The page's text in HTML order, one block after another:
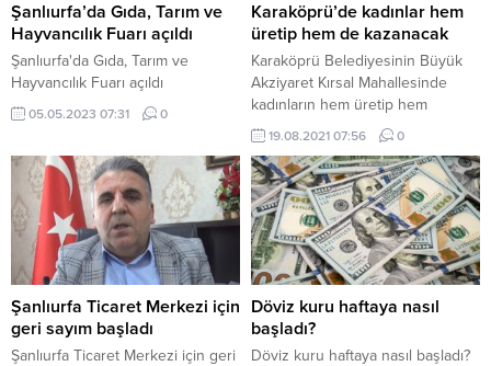
Şanlıurfa’da Gıda, Tarım ve
Hayvancılık Fuarı açıldı
Şanlıurfa'da Gıda, Tarım ve
Hayvancılık Fuarı açıldı
05.05.2023 07:31 0
Karaköprü’de kadınlar hem
üretip hem de kazanacak
Karaköprü Belediyesinin Büyük
Akziyaret Kırsal Mahallesinde
kadınların hem üretip hem
kazanması için kurduğu halı
dokuma merkezi yapılan törenle
hizmete açıldı. Karaköprü
Belediyesi kırsaldaki
vatandaşların kalkınması için
hizmetler kazandırmaya devam
ediyor. Büyük Akziyaret
Mahallesinde kadınların hem
üretip hem de alile bütçelerine
katkı sunması için kurulan halı
dokuma merkezi yapılan törenle
19.08.2021 07:56 0
Şanlıurfa Ticaret Merkezi için
geri sayım başladı
Şanlıurfa Ticaret Merkezi için geri
Döviz kuru haftaya nasıl
başladı?
Döviz kuru haftaya nasıl başladı?